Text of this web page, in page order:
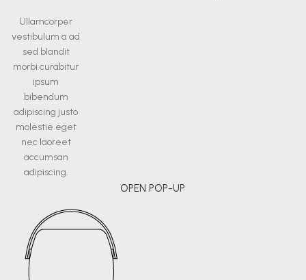
Ullamcorper
vestibulum a ad
sed blandit
morbi curabitur
ipsum
bibendum
adipiscing justo
molestie eget
nec laoreet
accumsan
adipiscing.
OPEN POP-UP